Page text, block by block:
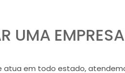
UMA
em todo estado,